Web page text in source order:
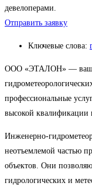
девелоперами.
Отправить заявку
Ключевые слова:
ООО «ЭТАЛОН» — ваш
профессиональные
высокой квалификации
Инженерно-
неотъемлемой частью
объектов. Они
гидрологических и